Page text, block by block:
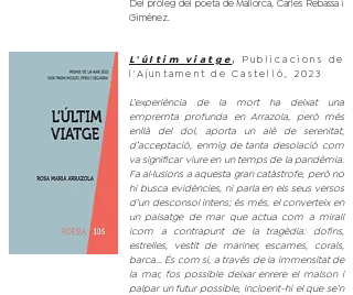
Del pròleg del poeta de Mallorca, Carles Rebassa i
Giménez.
L'últim viatge ,
Publicacions de
l'Ajuntament de Castelló, 2023
L’experiència de la mort ha deixat una
empremta profunda en Arrazola, però més
enllà del dol, aporta un alè de serenitat,
d’acceptació, enmig de tanta desolació com
va significar viure en un temps de la pandèmia.
Fa al·lusions a aquesta gran catàstrofe, però no
hi busca evidències, ni parla en els seus versos
d’un desconsol intens; és més, el converteix en
un paisatge de mar que actua com a mirall
icom a contrapunt de la tragèdia: dofins,
estrelles, vestit de mariner, escames, corals,
barca... És com si, a través de la immensitat de
la mar, fos possible deixar enrere el malson i
palpar un futur possible, incloent-hi el que se’n